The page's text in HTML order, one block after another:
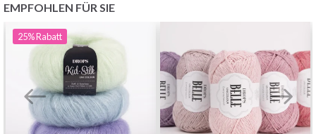
EMPFOHLEN FÜR SIE
25%Rabatt